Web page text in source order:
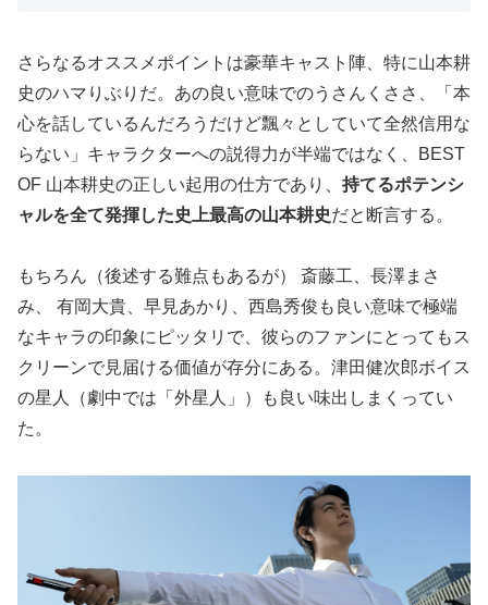
さらなるオススメポイントは豪華キャスト陣、特に山本耕
史のハマりぶりだ。あの良い意味でのうさんくささ、「本
心を話しているんだろうだけど飄々としていて全然信用な
らない」キャラクターへの説得力が半端ではなく、BEST
OF 山本耕史の正しい起用の仕方であり、 持てるポテンシ
ャルを全て発揮した史上最高の山本耕史だと断言する。
もちろん（後述する難点もあるが） 斎藤工、長澤まさ
み、 有岡大貴、早見あかり、西島秀俊も良い意味で極端
なキャラの印象にピッタリで、彼らのファンにとってもス
クリーンで見届ける価値が存分にある。津田健次郎ボイス
の星人（劇中では「外星人」）も良い味出しまくってい
た。